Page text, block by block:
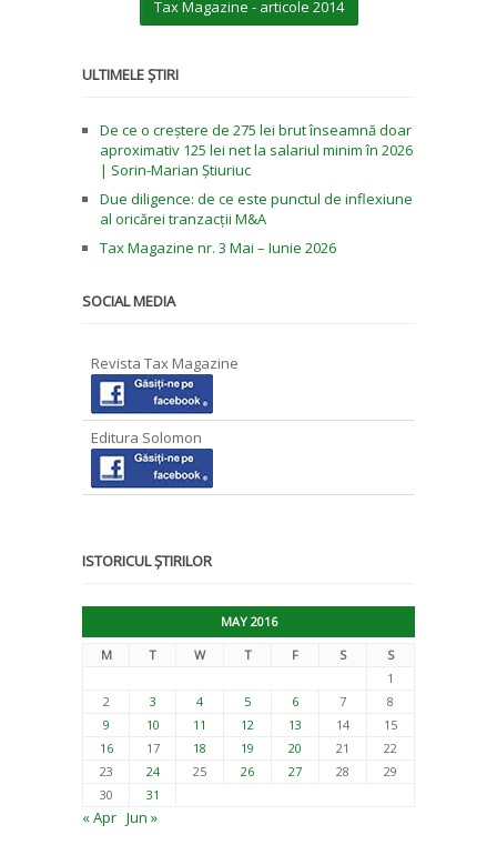
Tax Magazine - articole 2014
ULTIMELE ȘTIRI
De ce o creștere de 275 lei brut înseamnă doar
aproximativ 125 lei net la salariul minim în 2026
| Sorin-Marian Știuriuc
Due diligence: de ce este punctul de inflexiune
al oricărei tranzacții M&A
Tax Magazine nr. 3 Mai – Iunie 2026
SOCIAL MEDIA
Revista Tax Magazine
Editura Solomon
ISTORICUL ȘTIRILOR
MAY 2016
M
T W T F S
S
1
2
3 4 5 6 7
8
9
10 11 12 13 14
15
16
17 18 19 20 21
22
23
24 25 26 27 28
29
30
31
« Apr Jun »